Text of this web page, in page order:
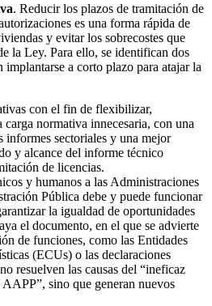
. Reducir los plazos de tramitación de
es una forma rápida de
y evitar los sobrecostes que
la Ley. Para ello, se identifican dos
implantarse a corto plazo para atajar la
con el fin de flexibilizar,
normativa innecesaria, con una
informes sectoriales y una mejor
y alcance del informe técnico
de licencias.
y humanos a las Administraciones
Pública debe y puede funcionar
la igualdad de oportunidades
el documento, en el que se advierte
de funciones, como las Entidades
(ECUs) o las declaraciones
resuelven las causas del “ineficaz
sino que generan nuevos